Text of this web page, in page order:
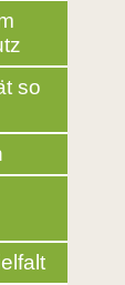
so